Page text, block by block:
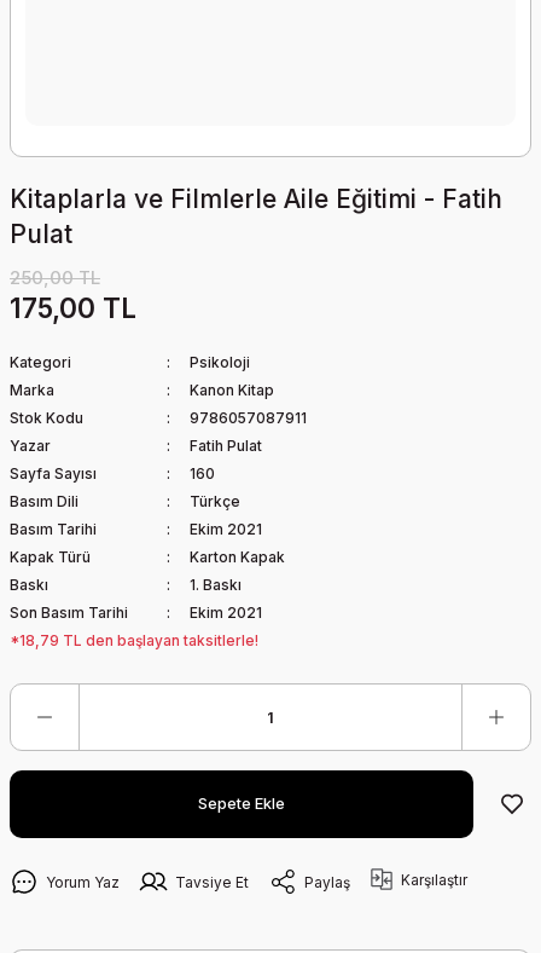
Kitaplarla ve Filmlerle Aile Eğitimi - Fatih
Pulat
250,00 TL
175,00 TL
Kategori
Psikoloji
Marka
Kanon Kitap
Stok Kodu
9786057087911
Yazar
Fatih Pulat
Sayfa Sayısı
160
Basım Dili
Türkçe
Basım Tarihi
Ekim 2021
Kapak Türü
Karton Kapak
Baskı
1. Baskı
Son Basım Tarihi
Ekim 2021
*18,79 TL den başlayan taksitlerle!
Sepete Ekle
Yorum Yaz Tavsiye Et Paylaş Karşılaştır